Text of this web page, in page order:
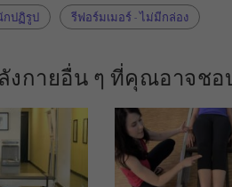
กปฏิรูป รีฟอร์มเมอร์ - ไม่มีกล่อง
งกายอื่น ๆ ที่คุณอาจชอ